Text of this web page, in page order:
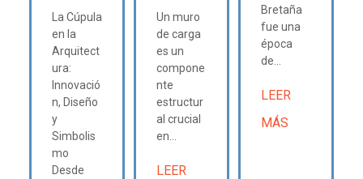
La Cúpula
en la
Arquitect
ura:
Innovació
n, Diseño
y
Simbolis
mo
Desde
Un muro
de carga
es un
compone
nte
estructur
al crucial
en...
LEER
Bretaña
fue una
época
de...
LEER
MÁS